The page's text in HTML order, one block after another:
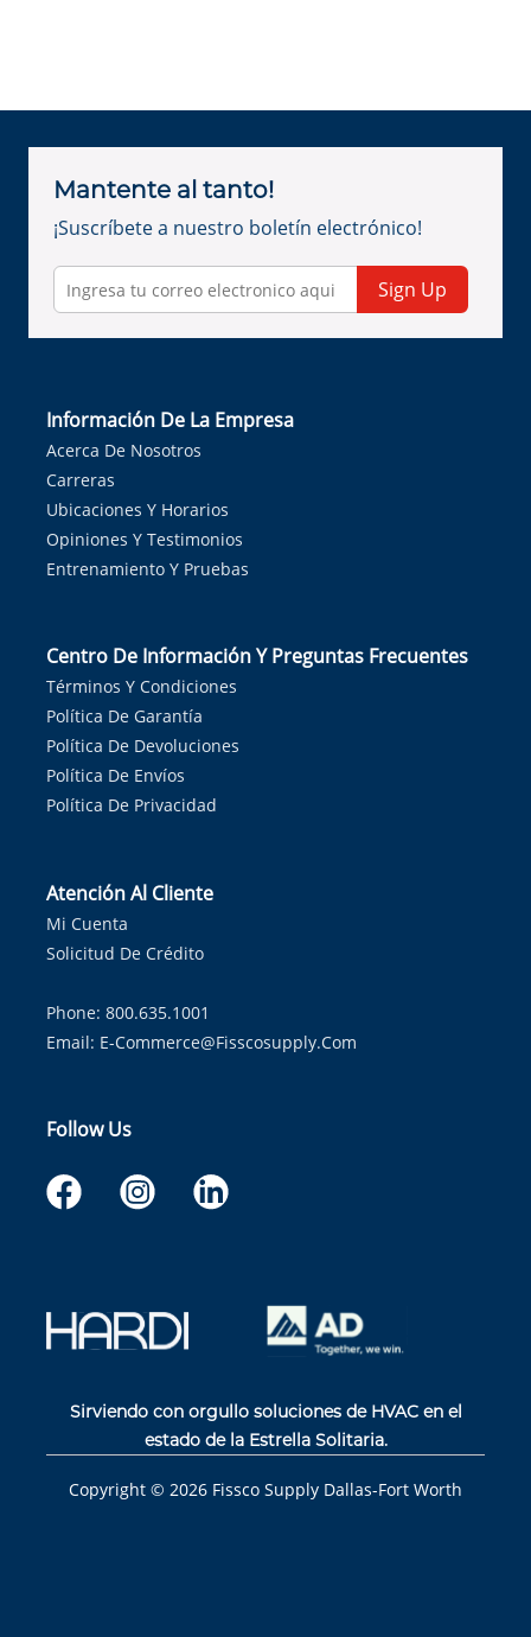
Mantente al tanto!
¡Suscríbete a nuestro boletín electrónico!
Sign Up
Información De La Empresa
Acerca De Nosotros
Carreras
Ubicaciones Y Horarios
Opiniones Y Testimonios
Entrenamiento Y Pruebas
Centro De Información Y Preguntas Frecuentes
Términos Y Condiciones
Política De Garantía
Política De Devoluciones
Política De Envíos
Política De Privacidad
Atención Al Cliente
Mi Cuenta
Solicitud De Crédito
Phone: 800.635.1001
Email: E-Commerce@fisscosupply.com
Follow Us
Sirviendo con orgullo soluciones de HVAC en el
estado de la Estrella Solitaria.
Copyright © 2026 Fissco Supply Dallas-Fort Worth